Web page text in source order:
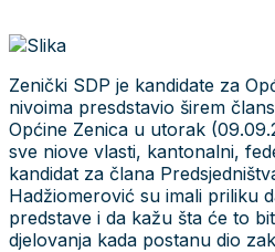
Zenički SDP je kandidate za
nivoima presdstavio širem
Općine Zenica u utorak
sve niove vlasti, kantonalni,
kandidat za člana
Hadžiomerović su imali priliku
predstave i da kažu šta će to
djelovanja kada postanu dio